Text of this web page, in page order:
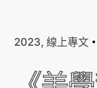
2023 線上專文